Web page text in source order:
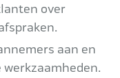
over
aan en
werkzaamheden.